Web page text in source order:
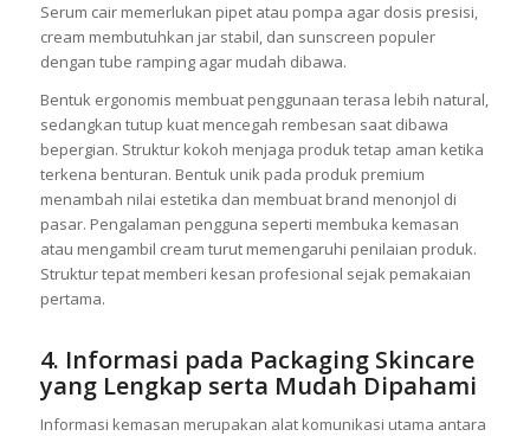
Serum cair memerlukan pipet atau pompa agar dosis presisi,
cream membutuhkan jar stabil, dan sunscreen populer
dengan tube ramping agar mudah dibawa.
Bentuk ergonomis membuat penggunaan terasa lebih natural,
sedangkan tutup kuat mencegah rembesan saat dibawa
bepergian. Struktur kokoh menjaga produk tetap aman ketika
terkena benturan. Bentuk unik pada produk premium
menambah nilai estetika dan membuat brand menonjol di
pasar. Pengalaman pengguna seperti membuka kemasan
atau mengambil cream turut memengaruhi penilaian produk.
Struktur tepat memberi kesan profesional sejak pemakaian
pertama.
4. Informasi pada Packaging Skincare
yang Lengkap serta Mudah Dipahami
Informasi kemasan merupakan alat komunikasi utama antara